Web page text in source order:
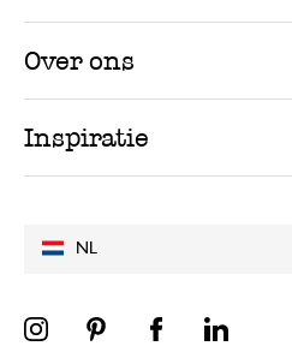
NL
Over ons
Inspiratie